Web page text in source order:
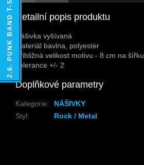
Detailní popis produktu
Nášivka vyšívaná
Materiál bavlna, polyester
Přibližná velikost motivu - 8 cm na šířku
Tolerance +/- 2
Doplňkové parametry
Kategorie:
NÁŠIVKY
Styl: Rock / Metal
2.6. PUNK BAND T-SHIRTS